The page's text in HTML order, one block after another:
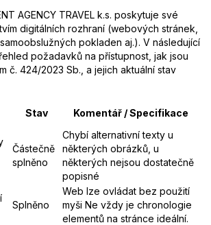
AGENCY TRAVEL k.s. poskytuje své
digitálních rozhraní (webových stránek,
pokladen aj.). V následující
požadavků na přístupnost, jak jsou
č. 424/2023 Sb., a jejich aktuální stav
Stav Komentář / Specifikace
Částečně
splněno
Chybí alternativní texty u
některých obrázků, u
některých nejsou dostatečně
popisné
Splněno
Web lze ovládat bez použití
myši Ne vždy je chronologie
elementů na stránce ideální.